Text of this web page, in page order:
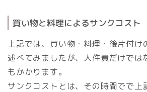
買い物と料理によるサンクコスト
上記では、買い物・料理・後片付け
述べてみましたが、人件費だけでは
もかかります。
サンクコストとは、その時間でで上